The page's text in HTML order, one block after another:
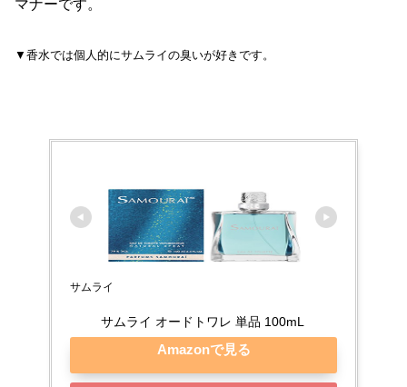
マナーです。
▼香水では個人的にサムライの臭いが好きです。
サムライ
サムライ オードトワレ 単品 100mL
Amazonで見る